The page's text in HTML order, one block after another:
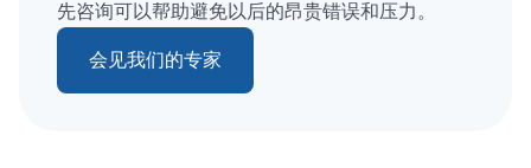
先咨询可以帮助避免以后的昂贵错误和压力。
会见我们的专家